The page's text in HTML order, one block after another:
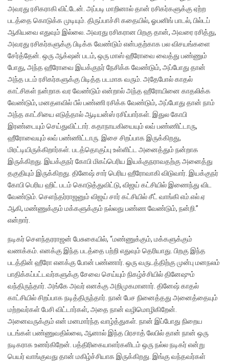
அவரது ரசிகராகி விட்டேன். அப்படி மாறினால் தான் ரசிகர்களுக்கு ஏற்ற
படத்தை கொடுக்க முடியும். திருப்பாச்சி கதையில், ஓபனிங் பாடல், பில்டப்
ஆகியவை எதுவும் இல்லை. அவரது ரசிகரான பிறகு தான், அவரை ரசித்து,
அவரது ரசிகர்களுக்கு பிடிக்க வேண்டும் என்பதற்காக பல விசயங்களை
சேர்த்தேன். ஒரு ஆக்‌ஷன் படம், ஒரு மாஸ் ஹீரோவை வைத்து பண்ணும்
போது, அந்த ஹீரோவை இயக்குநர் நேசிக்க வேண்டும், அப்போது தான்
அந்த படம் ரசிகர்களுக்கு பிடித்த படமாக வரும். அதேபோல் காதல்
காட்சிகள் நன்றாக வர வேண்டும் என்றால் அந்த ஹீரோயினை காதலிக்க
வேண்டும், மனதளவில் பீல் பண்ணி ரசிக்க வேண்டும், அப்போது தான் நாம்
அந்த காட்சியை எடுத்தால் ஆடியன்ஸ் ரசிப்பார்கள். இதுல கோபி
இரண்டையும் செய்துவிட்டார். கதாநாயகியையும் லவ் பண்ணிட்டாரு,
ஹீரோவையும் லவ் பண்ணிட்டாரு. இசை சிறப்பாக இருக்கிறது,
மிரட்டியிருக்கிறார்கள். படத்தொகுப்பு உள்ளிட்ட அனைத்தும் நன்றாக
இருக்கிறது. இயக்குநர் கோபி மிகப்பெரிய இயக்குநராவதற்கு அனைத்து
தகுதியும் இருக்கிறது. தினேஷ் சார் பெரிய ஹீரோவாகி விடுவார். இயக்குநர்
கோபி பெரிய ஹிட் படம் கொடுத்துவிட்டு, விஜய் கட்சியில் இணைந்து விட
வேண்டும். செளந்தர்ராஜனும் விஜய் சார் கட்சியில் சீட் வாங்கி எம்.எல்.ஏ
ஆகி, மண்ணுக்கும் மக்களுக்கும் நல்லது பண்ண வேண்டும், நன்றி.”
என்றார்.
நடிகர் செளந்தரராஜன் பேசுகையில், “மண்ணுக்கும், மக்களுக்கும்
வணக்கம். எனக்கு இந்த படத்தை பற்றி எதுவும் தெரியாது. பிறகு இந்த
படத்தின் ஹீரோ எனக்கு போன் பண்ணார். ஒரு வருடத்திற்கு முன்பு மனநலம்
பாதிக்கப்பட்டவர்களுக்கு சேவை செய்யும் நிகழ்ச்சியில் தினேஷும்
வந்திருந்தார். அங்கே அவர் எனக்கு அறிமுகமானார். தினேஷ் காதல்
காட்சியில் சிறப்பாக நடித்திருந்தார். நான் பேச நினைத்தது அனைத்தையும்
மற்றவர்கள் பேசி விட்டார்கள், அதை நான் வழிமொழிகிறேன்.
அனைவருக்கும் என் மனமார்ந்த வாழ்த்துகள். நான் இப்போது நிறைய
படங்கள் பண்ணுவதில்லை, ஆனால் இந்த பிரசாத் லேபில் தான் நான் ஒரு
நடிகராக உணர்கிறேன். பத்திரிகையாளர்களிடம் ஒரு நல்ல நடிகர் என்று
பெயர் வாங்குவது தான் மகிழ்ச்சியாக இருக்கிறது. இங்கு வந்தவர்கள்